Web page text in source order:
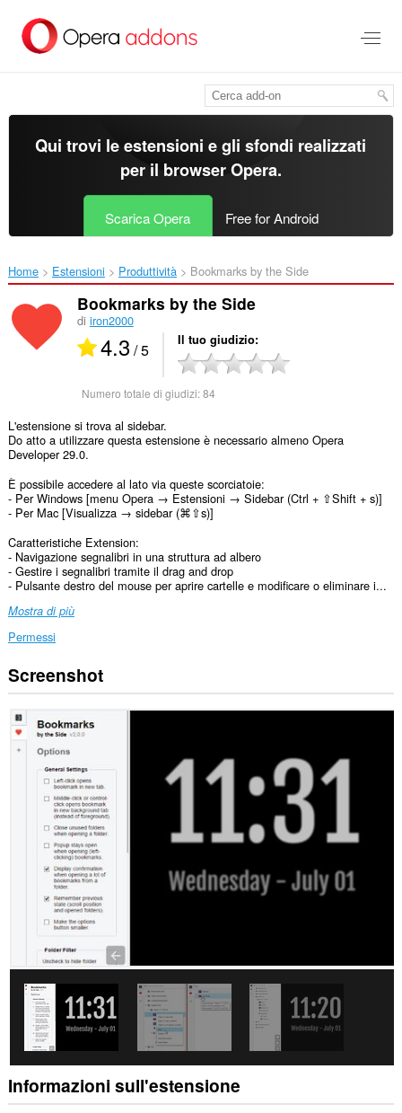
contenuto
Qui trovi le estensioni e gli sfondi realizzati
per il browser Opera.
Scarica Opera Free for Android
Home Estensioni Produttività Bookmarks by the Side‎
Bookmarks by the Side
di iron2000
4.3 / 5 Il tuo giudizio
Numero totale di giudizi:84
L'estensione si trova al sidebar.
Do atto a utilizzare questa estensione è necessario almeno Opera
Developer 29.0.
È possibile accedere al lato via queste scorciatoie:
- Per Windows [menu Opera → Estensioni → Sidebar (Ctrl + ⇧Shift + s)]
- Per Mac [Visualizza → sidebar (⌘⇧s)]
Caratteristiche Extension:
- Navigazione segnalibri in una struttura ad albero
- Gestire i segnalibri tramite il drag and drop
- Pulsante destro del mouse per aprire cartelle e modificare o eliminare i...
Mostra di più
Permessi
This
Extension
read
and
modify
bookmarks.
estensione
aggiungerà
pannello
estensione
accedere
schede
attività
di
navigazione.
Screenshot
Informazioni sull'estensione